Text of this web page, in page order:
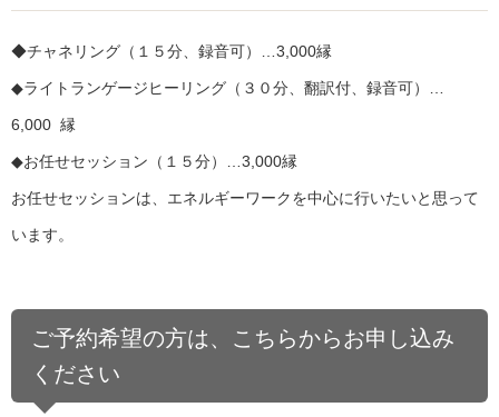
◆チャネリング（１５分、録音可）…3,000縁
◆ライトランゲージヒーリング（３０分、翻訳付、録音可）…
6,000 縁
◆お任せセッション（１５分）…3,000縁
お任せセッションは、エネルギーワークを中心に行いたいと思って
います。
ご予約希望の方は、こちらからお申し込み
ください